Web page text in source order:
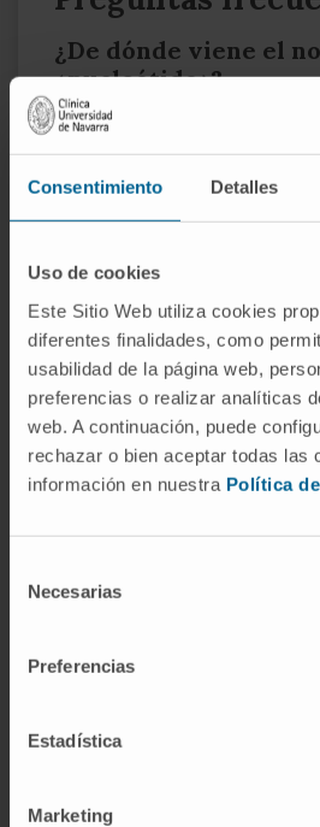
Consentimiento Detalles
Uso de cookies
Este Sitio Web utiliza cookies
diferentes finalidades, como
usabilidad de la página web,
preferencias o realizar analíticas
web. A continuación, puede
rechazar o bien aceptar todas las
información en nuestra Política
Necesarias
Preferencias
Estadística
Marketing
¿De dónde viene el
«nucleótido»?
Denucleus
, latín para
central», y el sufijo químico-
hace referencia a que estas
aislaron por primera vez
de ahí también «ácido
leucocitos del pus en 1869.
¿Es lo mismo un
nucleósido?
No. Un nucleósido es un
grupo fosfato: solo base +
difosfato o trifosfato,
genoma humano?
nucleótidos en el ADN